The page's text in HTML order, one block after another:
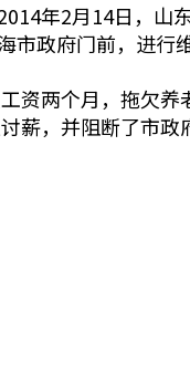
年2月14日，山
市政府门前，进行
资两个月，拖欠
薪，并阻断了市